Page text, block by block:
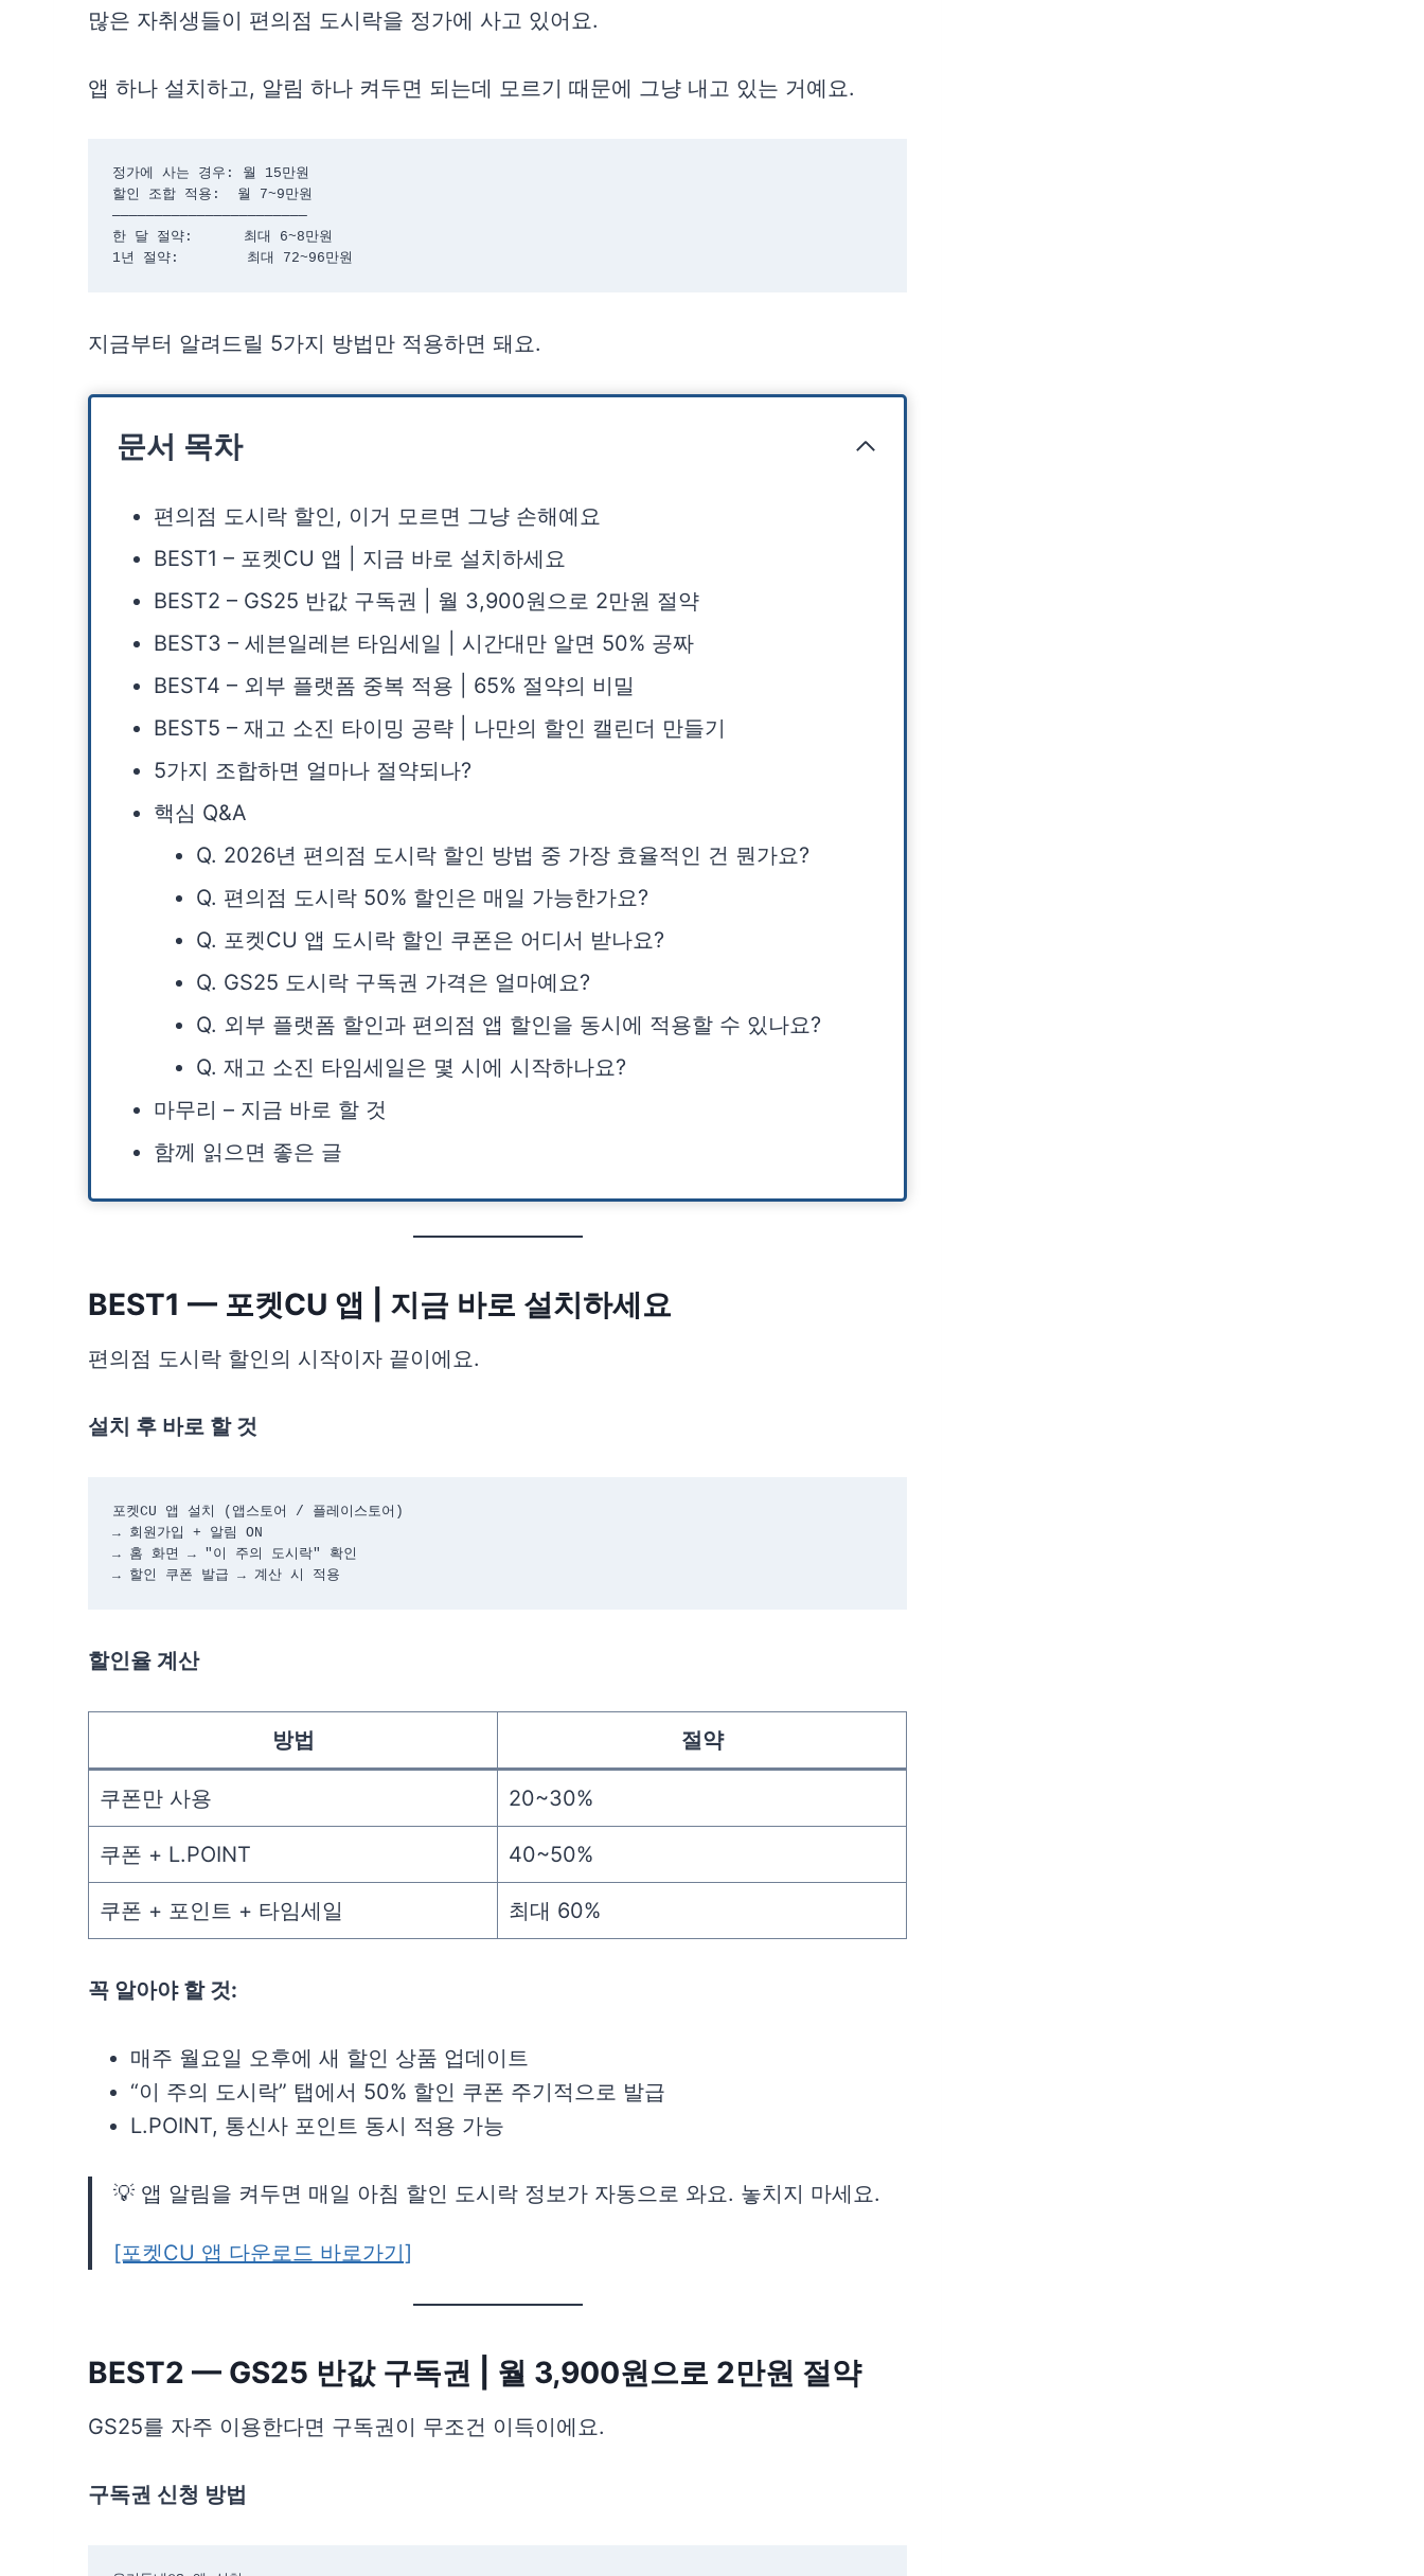
많은 자취생들이 편의점 도시락을 정가에 사고 있어요.
앱 하나 설치하고, 알림 하나 켜두면 되는데 모르기 때문에 그냥 내고 있는 거예요.
정가에 사는 경우: 월 15만원
할인 조합 적용:  월 7~9만원
───────────────────────
한 달 절약:      최대 6~8만원
1년 절약:        최대 72~96만원
지금부터 알려드릴 5가지 방법만 적용하면 돼요.
문서 목차
편의점 도시락 할인, 이거 모르면 그냥 손해예요
BEST1 – 포켓CU 앱 | 지금 바로 설치하세요
BEST2 – GS25 반값 구독권 | 월 3,900원으로 2만원 절약
BEST3 – 세븐일레븐 타임세일 | 시간대만 알면 50% 공짜
BEST4 – 외부 플랫폼 중복 적용 | 65% 절약의 비밀
BEST5 – 재고 소진 타이밍 공략 | 나만의 할인 캘린더 만들기
5가지 조합하면 얼마나 절약되나?
핵심 Q&A
Q. 2026년 편의점 도시락 할인 방법 중 가장 효율적인 건 뭔가요?
Q. 편의점 도시락 50% 할인은 매일 가능한가요?
Q. 포켓CU 앱 도시락 할인 쿠폰은 어디서 받나요?
Q. GS25 도시락 구독권 가격은 얼마예요?
Q. 외부 플랫폼 할인과 편의점 앱 할인을 동시에 적용할 수 있나요?
Q. 재고 소진 타임세일은 몇 시에 시작하나요?
마무리 – 지금 바로 할 것
함께 읽으면 좋은 글
BEST1 — 포켓CU 앱 | 지금 바로 설치하세요
편의점 도시락 할인의 시작이자 끝이에요.
설치 후 바로 할 것
포켓CU 앱 설치 (앱스토어 / 플레이스토어)
→ 회원가입 + 알림 ON
→ 홈 화면 → "이 주의 도시락" 확인
→ 할인 쿠폰 발급 → 계산 시 적용
할인율 계산
방법 절약
쿠폰만 사용 20~30%
쿠폰 + L.POINT 40~50%
쿠폰 + 포인트 + 타임세일 최대 60%
꼭 알아야 할 것:
매주 월요일 오후에 새 할인 상품 업데이트
“이 주의 도시락” 탭에서 50% 할인 쿠폰 주기적으로 발급
L.POINT, 통신사 포인트 동시 적용 가능
💡 앱 알림을 켜두면 매일 아침 할인 도시락 정보가 자동으로 와요. 놓치지 마세요.
[포켓CU 앱 다운로드 바로가기]
BEST2 — GS25 반값 구독권 | 월 3,900원으로 2만원 절약
GS25를 자주 이용한다면 구독권이 무조건 이득이에요.
구독권 신청 방법